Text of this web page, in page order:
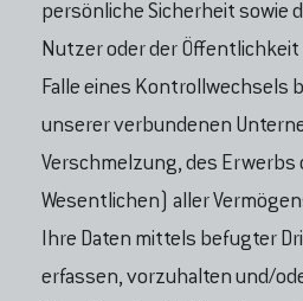
persönliche Sicherheit sowie
Nutzer oder der
Falle eines Kontrollwechsels
unserer verbundenen
Verschmelzung, des Erwerbs
Wesentlichen) aller
Ihre Daten mittels befugter
erfassen, vorzuhalten und/